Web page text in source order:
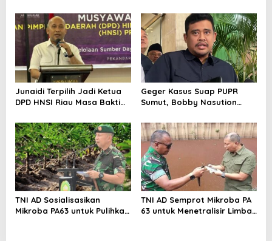
o
n
Masa Jabatan
Evaluasi dan Pencegahan
Bencana Susulan
Junaidi Terpilih Jadi Ketua
DPD HNSI Riau Masa Bakti
Geger Kasus Suap PUPR
Sumut, Bobby Nasution
Kadis yang Kena OTT
TNI AD Sosialisasikan
Mikroba PA63 untuk Pulihkan
TNI AD Semprot Mikroba PA
63 untuk Menetralisir Limbah